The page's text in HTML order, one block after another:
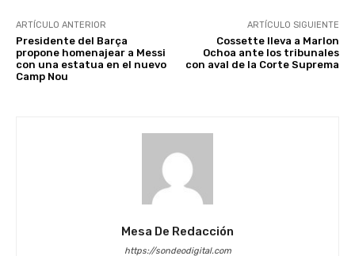
ARTÍCULO ANTERIOR
Presidente del Barça
propone homenajear a Messi
con una estatua en el nuevo
Camp Nou
ARTÍCULO SIGUIENTE
Cossette lleva a Marlon
Ochoa ante los tribunales
con aval de la Corte Suprema
Mesa De Redacción
https://sondeodigital.com